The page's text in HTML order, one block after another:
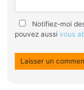
Notifiez-moi
pouvez aussi vous